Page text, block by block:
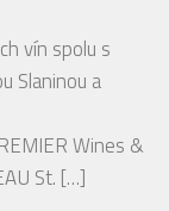
vín spolu s
Slaninou a
Wines &
St. […]